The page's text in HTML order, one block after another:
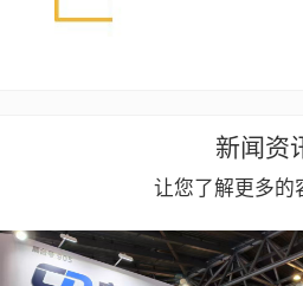
新闻资
让您了解更多的